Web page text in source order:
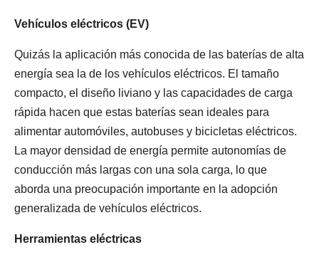
Vehículos eléctricos (EV)
Quizás la aplicación más conocida de las baterías de alta
energía sea la de los vehículos eléctricos. El tamaño
compacto, el diseño liviano y las capacidades de carga
rápida hacen que estas baterías sean ideales para
alimentar automóviles, autobuses y bicicletas eléctricos.
La mayor densidad de energía permite autonomías de
conducción más largas con una sola carga, lo que
aborda una preocupación importante en la adopción
generalizada de vehículos eléctricos.
Herramientas eléctricas